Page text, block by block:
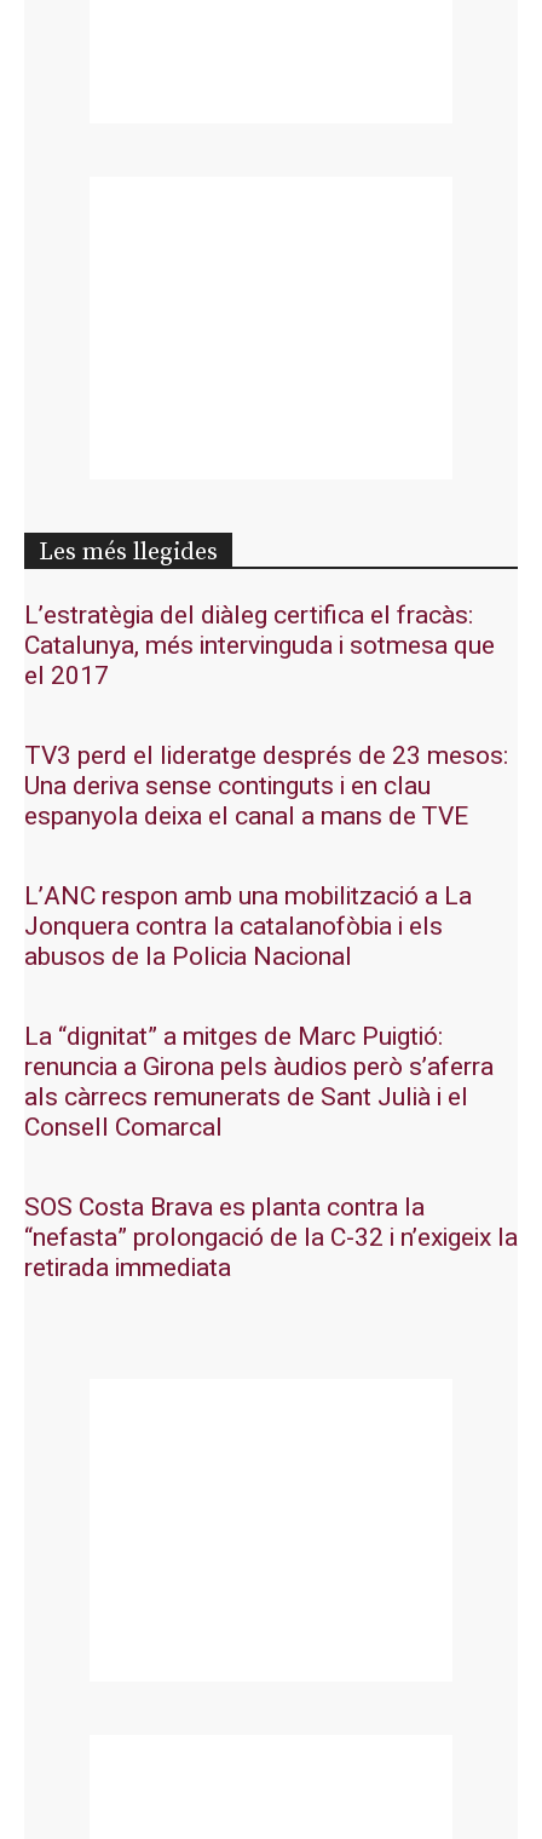
Les més llegides
L’estratègia del diàleg certifica el fracàs:
Catalunya, més intervinguda i sotmesa que
el 2017
TV3 perd el lideratge després de 23 mesos:
Una deriva sense continguts i en clau
espanyola deixa el canal a mans de TVE
L’ANC respon amb una mobilització a La
Jonquera contra la catalanofòbia i els
abusos de la Policia Nacional
La “dignitat” a mitges de Marc Puigtió:
renuncia a Girona pels àudios però s’aferra
als càrrecs remunerats de Sant Julià i el
Consell Comarcal
SOS Costa Brava es planta contra la
“nefasta” prolongació de la C-32 i n’exigeix la
retirada immediata